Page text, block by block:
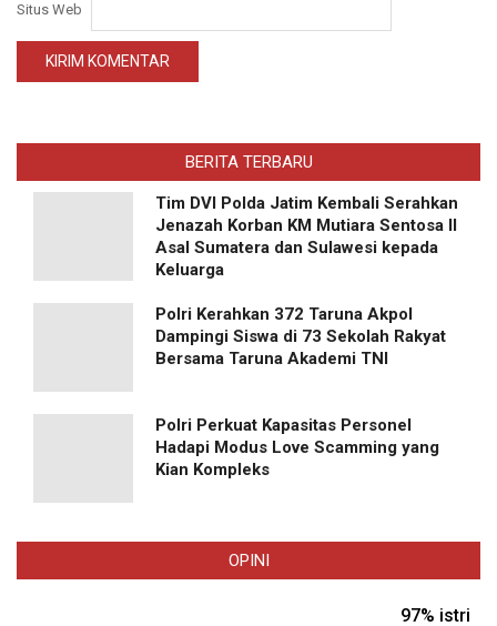
Situs Web
BERITA TERBARU
Tim DVI Polda Jatim Kembali Serahkan
Jenazah Korban KM Mutiara Sentosa II
Asal Sumatera dan Sulawesi kepada
Keluarga
Polri Kerahkan 372 Taruna Akpol
Dampingi Siswa di 73 Sekolah Rakyat
Bersama Taruna Akademi TNI
Polri Perkuat Kapasitas Personel
Hadapi Modus Love Scamming yang
Kian Kompleks
OPINI
97% istri